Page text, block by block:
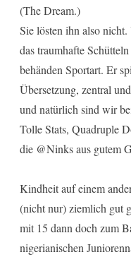
(The Dream.)
Sie lösten ihn also
das traumhafte
behänden Sportart. Er
Übersetzung, zentral
und natürlich sind wir
Tolle Stats, Quadruple
die @Ninks aus gutem
Kindheit auf einem
(nicht nur) ziemlich gut
mit 15 dann doch zum
nigerianischen